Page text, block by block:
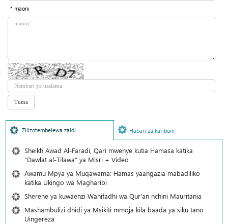
* maoni
Zilizotembelewa zaidi Habari za karibuni
Sheikh Awad Al-Faradi, Qari mwenye kutia Hamasa katika
“Dawlat al-Tilawa” ya Misri + Video
Awamu Mpya ya Muqawama: Hamas yaangazia mabadiliko
katika Ukingo wa Magharibi
Sherehe ya kuwaenzi Wahifadhi wa Qur'an nchini Mauritania
Mashambulizi dhidi ya Msikiti mmoja kila baada ya siku tano
Uingereza